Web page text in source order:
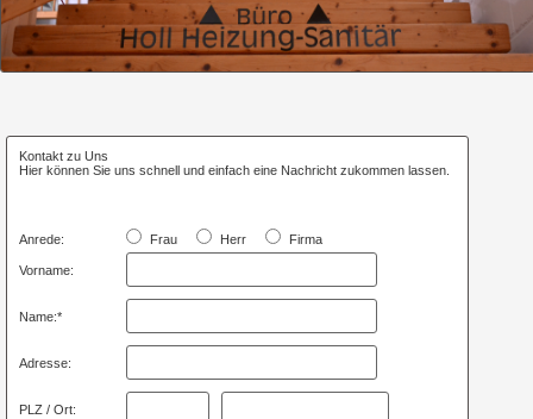
Kontakt zu Uns
Hier können Sie uns schnell und einfach eine Nachricht zukommen lassen.
Anrede: Frau Herr Firma
Vorname:
Name:*
Adresse:
PLZ / Ort: